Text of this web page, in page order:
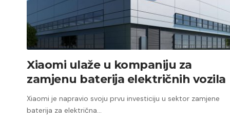
Xiaomi ulaže u kompaniju za
zamjenu baterija električnih vozila
Xiaomi je napravio svoju prvu investiciju u sektor zamjene
baterija za električna…